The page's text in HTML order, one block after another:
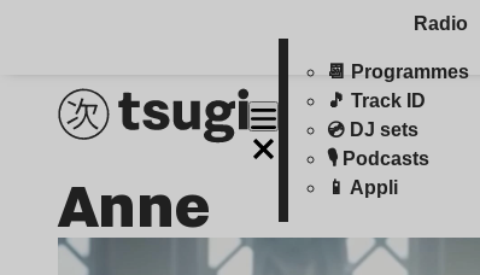
Radio
📆 Programmes
🎵 Track ID
💿 DJ sets
🎙️ Podcasts
📱 Appli
Anne